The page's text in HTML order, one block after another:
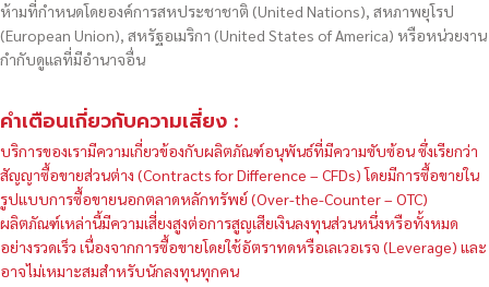
ห้ามที่กำหนดโดยองค์การสหประชาชาติ (United Nations), สหภาพยุโรป
(European Union), สหรัฐอเมริกา (United States of America) หรือหน่วยงาน
กำกับดูแลที่มีอำนาจอื่น
คำเตือนเกี่ยวกับความเสี่ยง :
บริการของเรามีความเกี่ยวข้องกับผลิตภัณฑ์อนุพันธ์ที่มีความซับซ้อน ซึ่งเรียกว่า
สัญญาซื้อขายส่วนต่าง (Contracts for Difference – CFDs) โดยมีการซื้อขายใน
รูปแบบการซื้อขายนอกตลาดหลักทรัพย์ (Over-the-Counter – OTC)
ผลิตภัณฑ์เหล่านี้มีความเสี่ยงสูงต่อการสูญเสียเงินลงทุนส่วนหนึ่งหรือทั้งหมด
อย่างรวดเร็ว เนื่องจากการซื้อขายโดยใช้อัตราทดหรือเลเวอเรจ (Leverage) และ
อาจไม่เหมาะสมสำหรับนักลงทุนทุกคน